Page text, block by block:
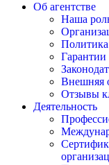
Об агентстве
Наша
Гарантии
Внешняя
Отзывы
Деятельность